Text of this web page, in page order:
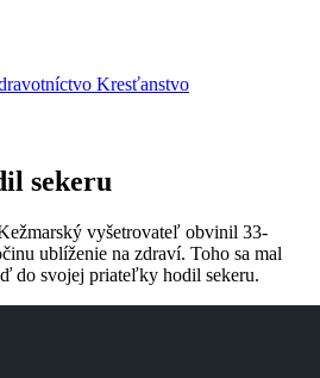
Kresťanstvo
sekeru
vyšetrovateľ obvinil 33-
ublíženie na zdraví. Toho sa mal
do svojej priateľky hodil sekeru.